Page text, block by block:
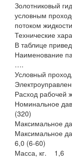
Золотниковый
условным
потоком
Технические
В таблице
Наименование
….
Условный
Расход
Номинальное
(320)
Максимальное
Максимальное
6,0 (6-60)
Масса, кг. 1,6